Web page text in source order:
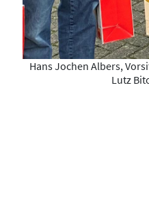
Hans Jochen Albers,
Lutz